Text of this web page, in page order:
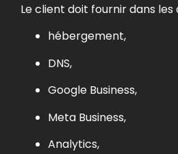
Le client doit fournir dans les
hébergement,
DNS,
Google Business,
Meta Business,
Analytics,